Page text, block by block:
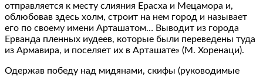
отправляется к месту слияния Ерасха и Мецамора и,
облюбовав здесь холм, строит на нем город и называет
его по своему имени Арташатом… Выводит из города
Ерванда пленных иудеев, которые были переведены туда
из Армавира, и поселяет их в Арташате» (М. Хоренаци).
Одержав победу над мидянами, скифы (руководимые